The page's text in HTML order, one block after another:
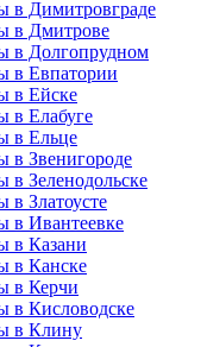
в Димитровграде
в Дмитрове
в Долгопрудном
в Евпатории
в Ейске
в Елабуге
в Ельце
в Звенигороде
в Зеленодольске
в Златоусте
в Ивантеевке
в Казани
в Канске
в Керчи
в Кисловодске
в Клину